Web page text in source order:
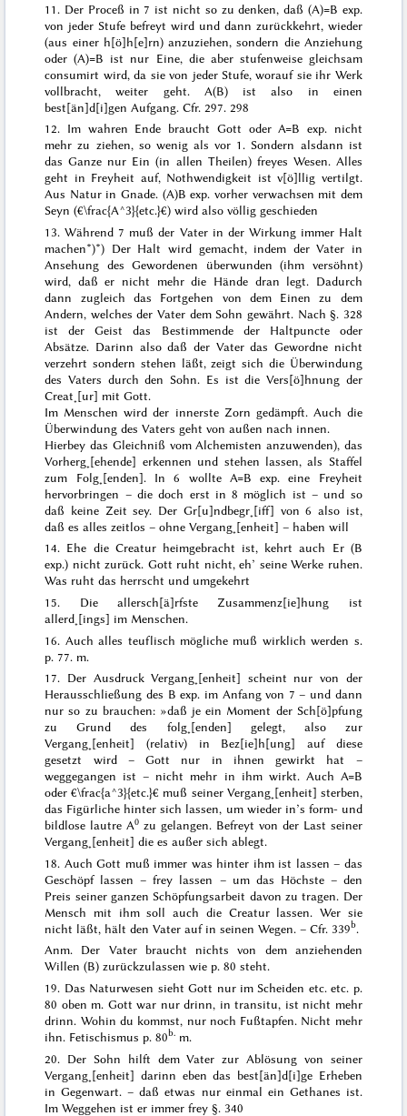
11. Der Proceß in 7 ist nicht so zu denken, daß (A)=B exp.
von jeder Stufe befreyt wird und dann zurückkehrt, wieder
(aus einer h[ö]h[e]rn) anzuziehen, sondern die Anziehung
oder (A)=B ist nur Eine, die aber stufenweise gleichsam
consumirt wird, da sie von jeder Stufe, worauf sie ihr Werk
vollbracht, weiter geht. A(B) ist also in einen
best[än]d[i]gen Aufgang. Cfr. 297. 298
12. Im wahren Ende braucht Gott oder A=B exp. nicht
mehr zu ziehen, so wenig als vor 1. Sondern alsdann ist
das Ganze nur Ein (in allen Theilen) freyes Wesen. Alles
geht in Freyheit auf, Nothwendigkeit ist v[ö]llig vertilgt.
Aus Natur in Gnade. (A)B exp. vorher verwachsen mit dem
Seyn (€\frac{A^3}{etc.}€) wird also völlig geschieden
13. Während 7 muß der Vater in der Wirkung immer Halt
machen*)*) Der Halt wird gemacht, indem der Vater in
Ansehung des Gewordenen überwunden (ihm versöhnt)
wird, daß er nicht mehr die Hände dran legt. Dadurch
dann zugleich das Fortgehen von dem Einen zu dem
Andern, welches der Vater dem Sohn gewährt. Nach §. 328
ist der Geist das Bestimmende der Haltpuncte oder
Absätze. Darinn also daß der Vater das Gewordne nicht
verzehrt sondern stehen läßt, zeigt sich die Überwindung
des Vaters durch den Sohn. Es ist die Vers[ö]hnung der
Creat˖[ur] mit Gott.
Im Menschen wird der innerste Zorn gedämpft. Auch die
Überwindung des Vaters geht von außen nach innen.
Hierbey das Gleichniß vom Alchemisten anzuwenden), das
Vorherg˖[ehende] erkennen und stehen lassen, als Staffel
zum Folg˖[enden]. In 6 wollte A=B exp. eine Freyheit
hervorbringen – die doch erst in 8 möglich ist – und so
daß keine Zeit sey. Der Gr[u]ndbegr˖[iff] von 6 also ist,
daß es alles zeitlos – ohne Vergang˖[enheit] – haben will
14. Ehe die Creatur heimgebracht ist, kehrt auch Er (B
exp.) nicht zurück. Gott ruht nicht, eh’ seine Werke ruhen.
Was ruht das herrscht und umgekehrt
15. Die allersch[ä]rfste Zusammenz[ie]hung ist
allerd˖[ings] im Menschen.
16. Auch alles teuflisch mögliche muß wirklich werden s.
p. 77. m.
17. Der Ausdruck Vergang˖[enheit] scheint nur von der
Herausschließung des B exp. im Anfang von 7 – und dann
nur so zu brauchen: »daß je ein Moment der Sch[ö]pfung
zu Grund des folg˖[enden] gelegt, also zur
Vergang˖[enheit] (relativ) in Bez[ie]h[ung] aufdiese
gesetzt wird – Gott nur in ihnen gewirkt hat –
weggegangen ist – nicht mehr in ihm wirkt. Auch A=B
oder €\frac{a^3}{etc.}€ muß seiner Vergang˖[enheit] sterben,
das Figürliche hinter sich lassen, um wieder in’s form- und
bildlose lautre A0 zu gelangen. Befreyt von der Last seiner
Vergang˖[enheit] die es außer sich ablegt.
18. Auch Gott muß immer was hinter ihm ist lassen – das
Geschöpf lassen – frey lassen – um das Höchste – den
Preis seiner ganzen Schöpfungsarbeit davon zu tragen. Der
Mensch mit ihm soll auch die Creatur lassen. Wer sie
nicht läßt, hält den Vater auf in seinen Wegen. – Cfr. 339b.
Anm. Der Vater braucht nichts von dem anziehenden
Willen (B) zurückzulassen wie p. 80 steht.
19. Das Naturwesen sieht Gott nur im Scheiden etc. etc. p.
80 oben m. Gottwar nur drinn, in transitu, ist nicht mehr
drinn. Wohin du kommst, nur noch Fußtapfen. Nicht mehr
ihn. Fetischismus p. 80b. m.
20. Der Sohn hilft dem Vater zur Ablösung von seiner
Vergang˖[enheit] darinn eben das best[än]d[i]ge Erheben
in Gegenwart. – daß etwas nur einmal ein Gethanes ist.
Im Weggehen ist er immer frey §. 340